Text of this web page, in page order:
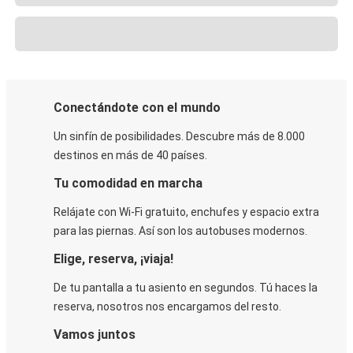
Conectándote con el mundo
Un sinfín de posibilidades. Descubre más de 8.000
destinos en más de 40 países.
Tu comodidad en marcha
Relájate con Wi-Fi gratuito, enchufes y espacio extra
para las piernas. Así son los autobuses modernos.
Elige, reserva, ¡viaja!
De tu pantalla a tu asiento en segundos. Tú haces la
reserva, nosotros nos encargamos del resto.
Vamos juntos